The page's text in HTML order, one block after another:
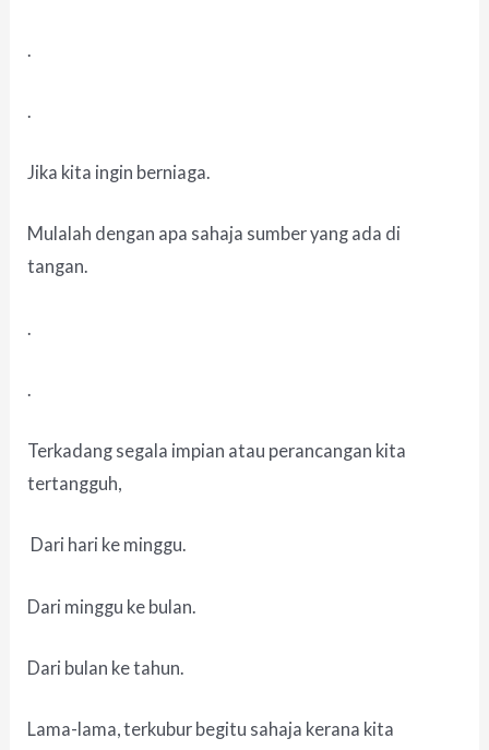
.
Jika kita ingin berniaga.
Mulalah dengan apa sahaja sumber yang ada di
tangan.
.
Terkadang segala impian atau perancangan kita
tertangguh,
Dari hari ke minggu.
Dari minggu ke bulan.
Dari bulan ke tahun.
Lama-lama, terkubur begitu sahaja kerana kita